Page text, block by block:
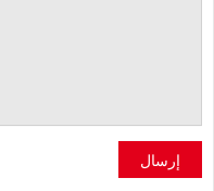
إرسال